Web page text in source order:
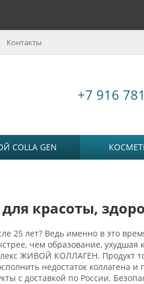
Контакты
+7 916
COLLA GEN
красоты,
25 лет? Ведь именно в это
чем образование,
ЖИВОЙ КОЛЛАГЕН. Продукт
недостаток коллагена и
с доставкой по России.